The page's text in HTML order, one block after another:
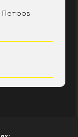
Петров